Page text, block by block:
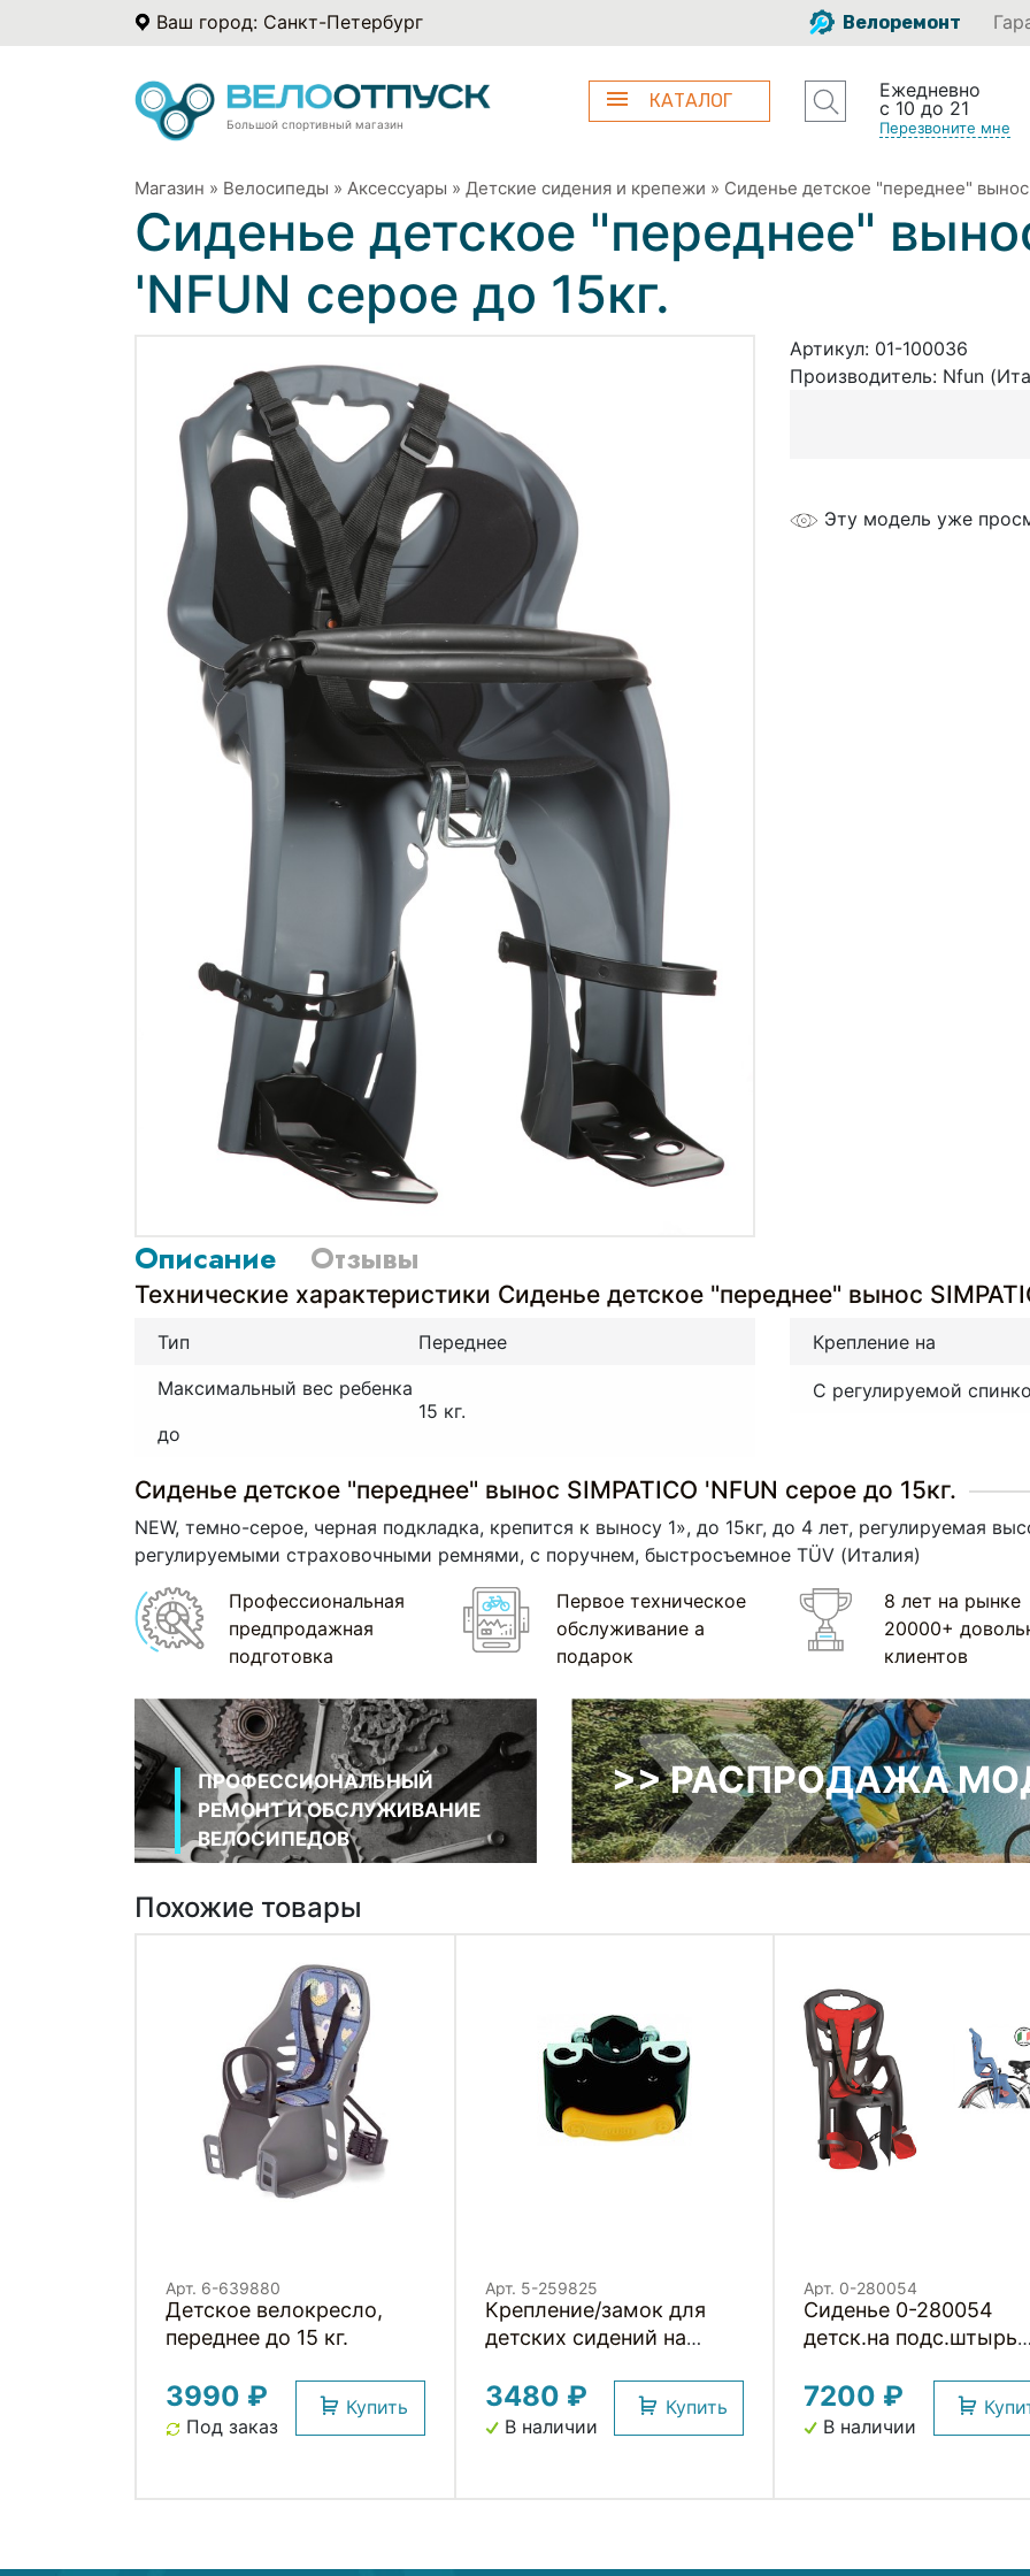
Ваш город: Санкт-Петербург Велоремонт
Большой спортивный магазин
КАТАЛОГ
Ежедневно
с 10 до 21
Перезвоните мне
Магазин » Велосипеды » Аксессуары » Детские сидения и крепежи » Сиденье детское "переднее" вынос
Сиденье детское "переднее"
'NFUN серое до 15кг.
Артикул: 01-100036
Производитель: Nfun
Эту модель уже
Описание Отзывы
Технические характеристики Сиденье детское "переднее" вынос
Тип
Переднее
Максимальный вес ребенка
до
15 кг.
Крепление на
С регулируемой
Сиденье детское "переднее" вынос SIMPATICO 'NFUN серое до 15кг.
NEW, темно-серое, черная подкладка, крепится к выносу 1», до 15кг, до 4 лет, регулируемая
регулируемыми страховочными ремнями, с поручнем, быстросъемное TÜV (Италия)
Профессиональная
предпродажная
подготовка
Первое техническое
обслуживание а
подарок
8 лет на рынке
20000+
клиентов
ПРОФЕССИОНАЛЬНЫЙ
РЕМОНТ И ОБСЛУЖИВАНИЕ
ВЕЛОСИПЕДОВ
>> РАСПРОДАЖА
Похожие товары
Арт. 6-639880
Детское велокресло,
переднее до 15 кг.
3990 ₽
Под заказ
Купить
Арт. 5-259825
Крепление/замок для
детских сидений на
3480 ₽
В наличии
Купить
Арт. 0-280054
Сиденье 0-280054
детск.на подс.штырь
7лет/22кг TUV
(Италия)
7200 ₽
В наличии